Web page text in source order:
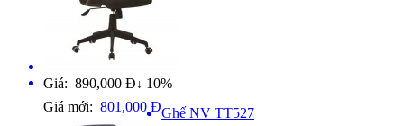
Giá: 890,000 Đ ↓ 10%
Giá mới: 801,000 ĐGhế NV TT527